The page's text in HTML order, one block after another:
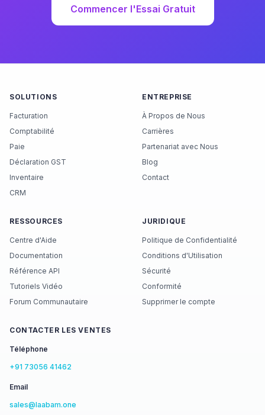
Commencer l'Essai Gratuit
SOLUTIONS
Facturation
Comptabilité
Paie
Déclaration GST
Inventaire
CRM
ENTREPRISE
À Propos de Nous
Carrières
Partenariat avec Nous
Blog
Contact
RESSOURCES
Centre d'Aide
Documentation
Référence API
Tutoriels Vidéo
Forum Communautaire
JURIDIQUE
Politique de Confidentialité
Conditions d'Utilisation
Sécurité
Conformité
Supprimer le compte
CONTACTER LES VENTES
Téléphone
+91 73056 41462
Email
sales@laabam.one